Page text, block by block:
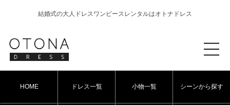
結婚式の大人ドレスワンピースレンタルはオトナドレス
HOME ドレス一覧 小物一覧 シーンから探す